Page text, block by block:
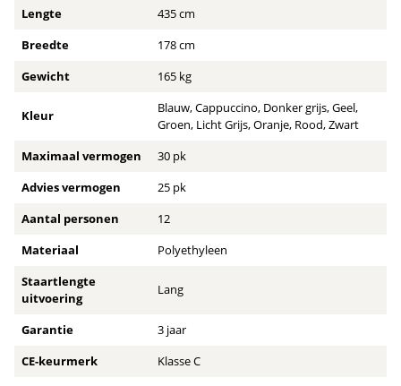
Lengte
435 cm
Breedte
178 cm
Gewicht
165 kg
Kleur
Blauw, Cappuccino, Donker grijs, Geel,
Groen, Licht Grijs, Oranje, Rood, Zwart
Maximaal vermogen
30 pk
Advies vermogen
25 pk
Aantal personen
12
Materiaal
Polyethyleen
Staartlengte
uitvoering
Lang
Garantie
3 jaar
CE-keurmerk
Klasse C